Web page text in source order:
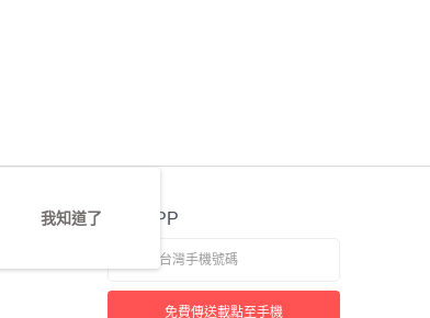
官方APP
免費傳送載點至手機
我知道了